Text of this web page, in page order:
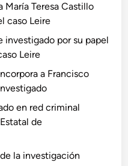
María Teresa Castillo
caso Leire
investigado por su papel
Leire
a Francisco
en red criminal
de
la investigación